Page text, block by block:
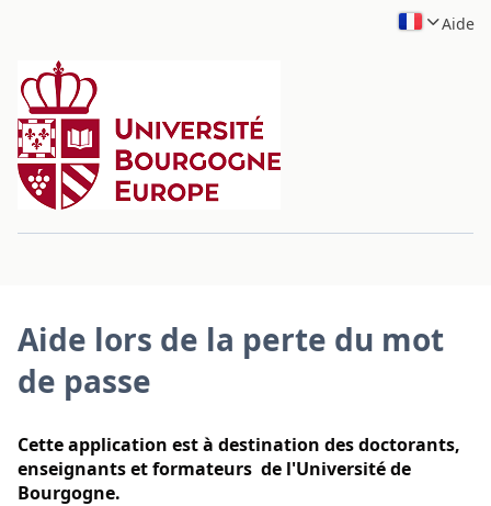
Aide
Aide lors de la perte du mot
de passe
Cette application est à destination des doctorants,
enseignants et formateurs de l'Université de
Bourgogne.